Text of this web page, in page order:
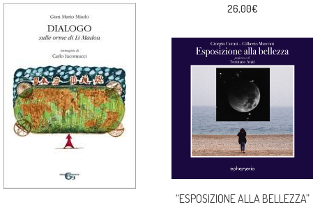
26,00€
“ESPOSIZIONE ALLA BELLEZZA”